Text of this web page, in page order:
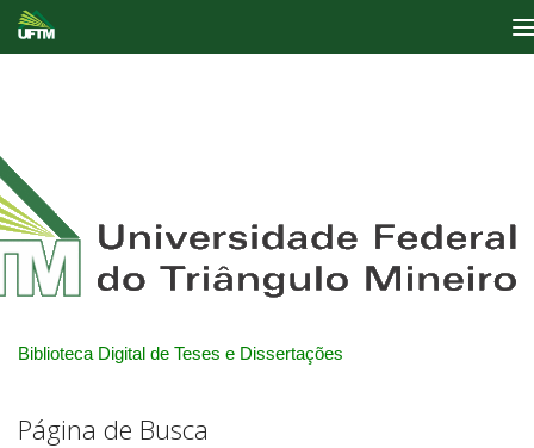
Biblioteca Digital de Teses e Dissertações
Página de Busca